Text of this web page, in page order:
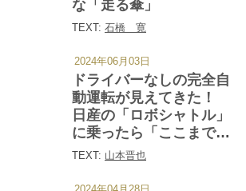
な「走る傘」
TEXT: 石橋 寛
ドライバーなしの完全自
動運転が見えてきた！
日産の「ロボシャトル」
に乗ったら「ここまでき
たか！」と驚きしかない!!
TEXT: 山本晋也
2024年06月03日